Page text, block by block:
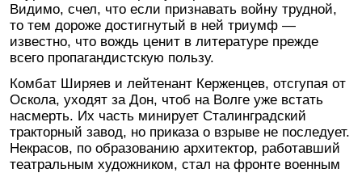
Видимо, счел, что если признавать войну трудной,
то тем дороже достигнутый в ней триумф —
известно, что вождь ценит в литературе прежде
всего пропагандистскую пользу.
Комбат Ширяев и лейтенант Керженцев, отсгупая от
Оскола, уходят за Дон, чтоб на Волге уже встать
насмерть. Их часть минирует Сталинградский
тракторный завод, но приказа о взрыве не последует.
Некрасов, по образованию архитектор, работавший
театральным художником, стал на фронте военным